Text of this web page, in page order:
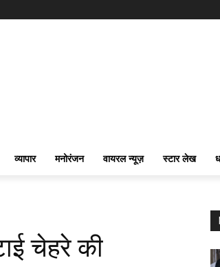
व्यापार मनोरंजन वायरल न्यूज़ स्टार लेख
चेहरे की